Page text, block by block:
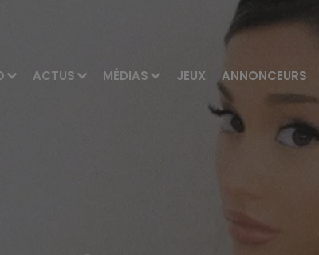
ACTUS MÉDIAS JEUX ANNONCEURS